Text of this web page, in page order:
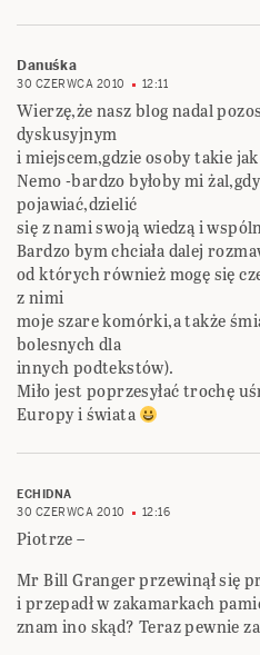
Danuśka
30 CZERWCA 2010 12:11
Wierzę,że nasz blog nadal
dyskusyjnym
i miejscem,gdzie osoby takie
Nemo -bardzo byłoby mi
pojawiać,dzielić
się z nami swoją wiedzą i
Bardzo bym chciała dalej
od których również mogę się
z nimi
moje szare komórki,a także
bolesnych dla
innych podtekstów).
Miło jest poprzesyłać trochę
Europy i świata
ECHIDNA
30 CZERWCA 2010
12:16
Piotrze –
Mr Bill Granger przewinął się
i przepadł w zakamarkach
znam ino skąd? Teraz pewnie